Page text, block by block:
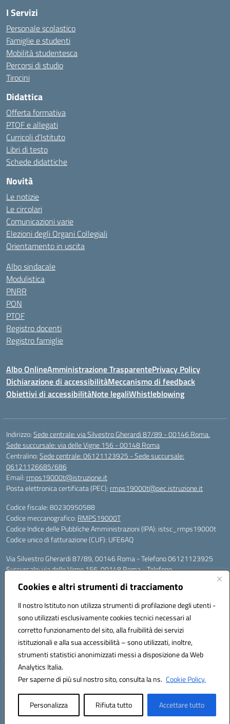
Cookies e altri strumenti di tracciamento
Il nostro Istituto non utilizza strumenti di profilazione degli utenti -
sono utilizzati esclusivamente cookies tecnici necessari al
corretto funzionamento del sito, alla fruibilità dei servizi
istituzionali e alla sua accessibilità – sono utilizzati, inoltre,
strumenti statistici anonimizzati messi a disposizione da Web
Analytics Italia.
Per saperne di più sul nostro sito, consulta la ns. Cookie Policy.
Personalizza Rifiuta tutto Accettare tutto
I Servizi
Personale scolastico
Famiglie e studenti
Mobilità studentesca
Percorsi di studio
Tirocini
Didattica
Offerta formativa
PTOF e allegati
Curricoli d’Istituto
Libri di testo
Schede didattiche
Novità
Le notizie
Le circolari
Comunicazioni varie
Elezioni degli Organi Collegiali
Orientamento in uscita
Albo sindacale
Modulistica
PNRR
PON
PTOF
Registro docenti
Registro famiglie
Albo OnlineAmministrazione TrasparentePrivacy Policy
Dichiarazione di accessibilitàMeccanismo di feedback
Obiettivi di accessibilitàNote legaliWhistleblowing
Indirizzo:Sede centrale: via Silvestro Gherardi 87/89 - 00146 Roma.
Sede succursale: via delle Vigne 156 - 00148 Roma
Centralino:Sede centrale: 06121123925 - Sede succursale:
06121126685/686
Email: rmps19000t@istruzione.it
Posta elettronica certificata (PEC): rmps19000t@pec.istruzione.it
Codice fiscale: 80230950588
Codice meccanografico: RMPS19000T
Codice Indice delle Pubbliche Amministrazioni (IPA): istsc_rmps19000t
Codice unico di fatturazione (CUF): UFE6AQ
Via Silvestro Gherardi 87/89, 00146 Roma - Telefono 06121123925
Succursale: via delle Vigne 156, 00148 Roma - Telefono
Mail: rmps19000t@istruzione.it - PEC: rmps19000t@pec.istruzione.it
Per contatti con il Dirigente Scolastico, utilizzare esclusivamente
Codice univoco ufficio: UFE6AQ
Codice meccanografico: RMPS19000T
Codice fiscale: 80230950588
Hosting & Powered by 3D Solution S.r.l.
Concept & Design by Designers Italia